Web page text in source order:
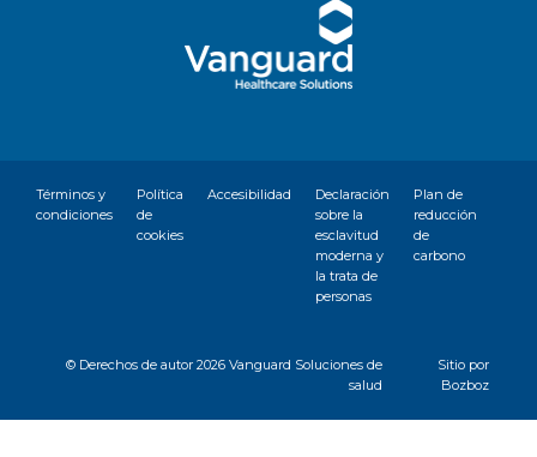
Términos y
condiciones
Política
de
cookies
Accesibilidad
Declaración
sobre la
esclavitud
moderna y
la trata de
personas
Plan de
reducción
de
carbono
© Derechos de autor 2026 Vanguard Soluciones de
salud
Sitio por
Bozboz